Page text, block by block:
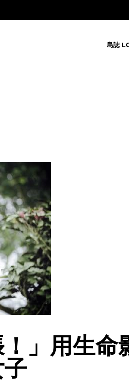
島誌
！」用生命